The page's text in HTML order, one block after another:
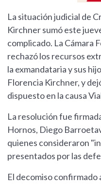
La situación judicial de
Kirchner sumó este
complicado. La Cámara
rechazó los recursos
la exmandataria y sus
Florencia Kirchner, y
dispuesto en la causa
La resolución fue
Hornos, Diego
quienes consideraron
presentados por las
El decomiso confirmado